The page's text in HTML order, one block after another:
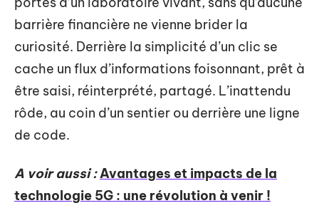
barrière financière ne vienne brider la
curiosité. Derrière la simplicité d’un clic se
cache un flux d’informations foisonnant, prêt à
être saisi, réinterprété, partagé. L’inattendu
rôde, au coin d’un sentier ou derrière une ligne
de code.
A voir aussi : Avantages et impacts de la
technologie 5G : une révolution à venir !